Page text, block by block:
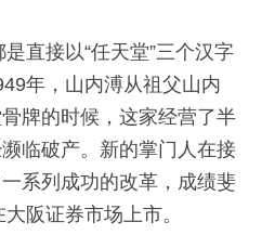
直接以“任天堂”三个汉字
年，山内溥从祖父山内
牌的时候，这家经营了半
临破产。新的掌门人在接
系列成功的改革，成绩斐
阪证券市场上市。